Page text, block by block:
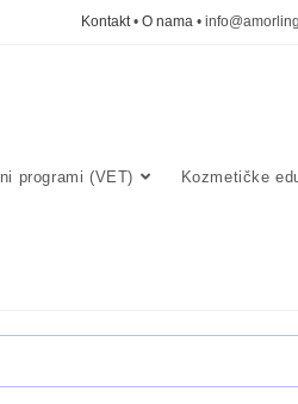
Kontakt• O nama •
programi (VET) Kozmetičke